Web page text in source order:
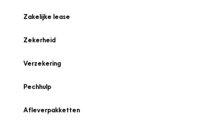
Zakelijke lease
Zekerheid
Verzekering
Pechhulp
Afleverpakketten